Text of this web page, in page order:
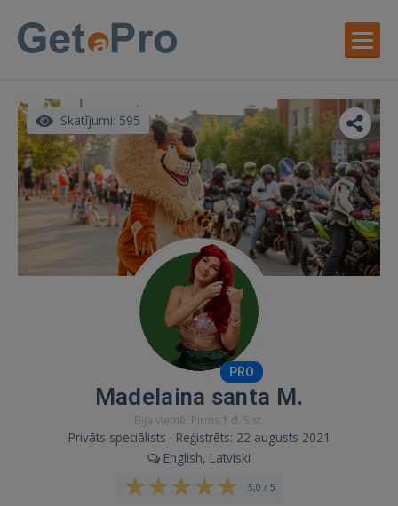
Skatījumi: 595
PRO
Madelaina santa M.
Bija vietnē: Pirms 1 d. 5 st.
Privāts speciālists · Reģistrēts: 22 augusts 2021
English, Latviski
5,0 / 5